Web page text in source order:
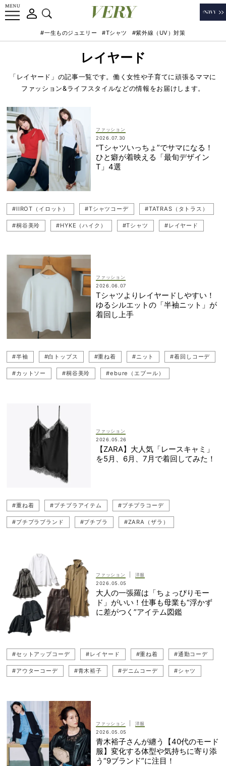
#一生ものジュエリー #Tシャツ #紫外線（UV）対策
レイヤード
「レイヤード」の記事一覧です。働く女性や子育てに頑張るママに
ファッション&ライフスタイルなどの情報をお届けします。
ファッション
2026.07.30
“Tシャツいっちょ”でサマになる！
ひと癖が着映える「最旬デザイン
T」4選
#IIROT（イロット） #Tシャツコーデ #TATRAS（タトラス）
#桐谷美玲 #HYKE（ハイク） #Tシャツ #レイヤード
ファッション
2026.06.07
Tシャツよりレイヤードしやすい！
ゆるシルエットの「半袖ニット」が
着回し上手
#半袖 #白トップス #重ね着 #ニット #着回しコーデ
#カットソー #桐谷美玲 #ebure（エブール）
#レイヤードスタイル
ファッション
2026.05.26
【ZARA】大人気「レースキャミ」
を5月、6月、7月で着回してみた！
#重ね着 #プチプラアイテム #プチプラコーデ
#プチプラブランド #プチプラ #ZARA（ザラ）
#レイヤードスタイル
ファッション
洋服
2026.05.05
大人の一張羅は「ちょっぴりモー
ド」がいい！仕事も母業も“浮かず
に差がつく”アイテム図鑑
#セットアップコーデ #レイヤード #重ね着 #通勤コーデ
#アウターコーデ #青木裕子 #デニムコーデ #シャツ
#レイヤードスタイル #お仕事服 #セットアップ
#ロングシャツ #白シャツコーデ #スカート
#THE RERACS（ザ・リラクス） #ジレ（ベスト）
ファッション
洋服
2026.05.05
青木裕子さんが纏う【40代のモード
服】変化する体型や気持ちに寄り添
う“9ブランド”に注目！